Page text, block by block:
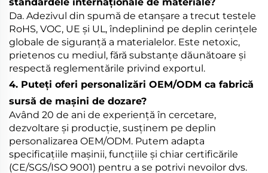
Da. Adezivul din spumă de etanșare a trecut testele
RoHS, VOC, UE și UL, îndeplinind pe deplin cerințele
globale de siguranță a materialelor. Este netoxic,
prietenos cu mediul, fără substanțe dăunătoare și
respectă reglementările privind exportul.
4. Puteți oferi personalizări OEM/ODM ca fabrică
sursă de mașini de dozare?
Având 20 de ani de experiență în cercetare,
dezvoltare și producție, susținem pe deplin
personalizarea OEM/ODM. Putem adapta
specificațiile mașinii, funcțiile și chiar certificările
(CE/SGS/ISO 9001) pentru a se potrivi nevoilor dvs.